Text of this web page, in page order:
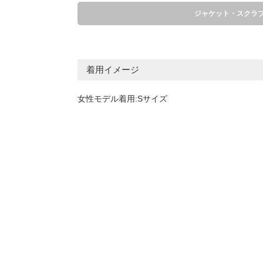
ジャケット・スクラ
着用イメージ
女性モデル着用:Sサイズ